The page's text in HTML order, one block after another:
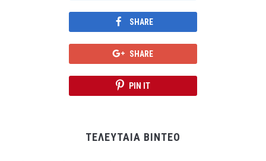
SHARE
SHARE
PIN IT
ΤΕΛΕΥΤΑΙΑ ΒΙΝΤΕΟ